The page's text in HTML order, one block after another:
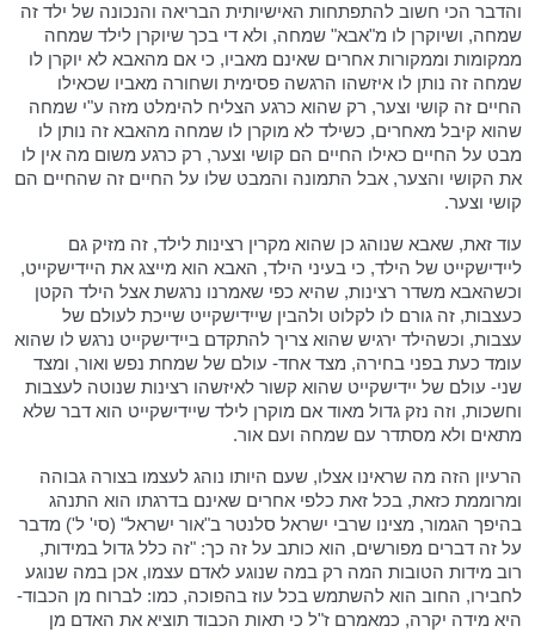
והדבר הכי חשוב להתפתחות האישיותית הבריאה והנכונה של ילד זה
שמחה, ושיוקרן לו מ"אבא" שמחה, ולא די בכך שיוקרן לילד שמחה
ממקומות וממקורות אחרים שאינם מאביו, כי אם מהאבא לא יוקרן לו
שמחה זה נותן לו איזשהו הרגשה פסימית ושחורה מאביו שכאילו
החיים זה קושי וצער, רק שהוא כרגע הצליח להימלט מזה ע"י שמחה
שהוא קיבל מאחרים, כשילד לא מוקרן לו שמחה מהאבא זה נותן לו
מבט על החיים כאילו החיים הם קושי וצער, רק כרגע משום מה אין לו
את הקושי והצער, אבל התמונה והמבט שלו על החיים זה שהחיים הם
קושי וצער.
עוד זאת, שאבא שנוהג כן שהוא מקרין רצינות לילד, זה מזיק גם
ליידישקייט של הילד, כי בעיני הילד, האבא הוא מייצג את היידישקייט,
וכשהאבא משדר רצינות, שהיא כפי שאמרנו נרגשת אצל הילד הקטן
כעצבות, זה גורם לו לקלוט ולהבין שיידישקייט שייכת לעולם של
עצבות, וכשהילד ירגיש שהוא צריך להתקדם ביידישקייט נרגש לו שהוא
עומד כעת בפני בחירה, מצד אחד- עולם של שמחת נפש ואור, ומצד
שני- עולם של יידישקייט שהוא קשור לאיזשהו רצינות שנוטה לעצבות
וחשכות, וזה נזק גדול מאוד אם מוקרן לילד שיידישקייט הוא דבר שלא
מתאים ולא מסתדר עם שמחה ועם אור.
הרעיון הזה מה שראינו אצלו, שעם היותו נוהג לעצמו בצורה גבוהה
ומרוממת כזאת, בכל זאת כלפי אחרים שאינם בדרגתו הוא התנהג
בהיפך הגמור, מצינו שרבי ישראל סלנטר ב"אור ישראל" (סי' ל') מדבר
על זה דברים מפורשים, הוא כותב על זה כך: "זה כלל גדול במידות,
רוב מידות הטובות המה רק במה שנוגע לאדם עצמו, אכן במה שנוגע
לחבירו, החוב הוא להשתמש בכל עוז בהפוכה, כמו: לברוח מן הכבוד-
היא מידה יקרה, כמאמרם ז"ל כי תאות הכבוד תוציא את האדם מן